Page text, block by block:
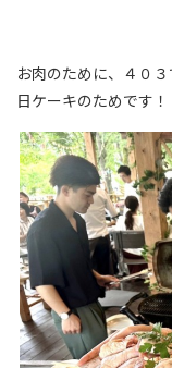
お肉のために、４０
日ケーキのためです！